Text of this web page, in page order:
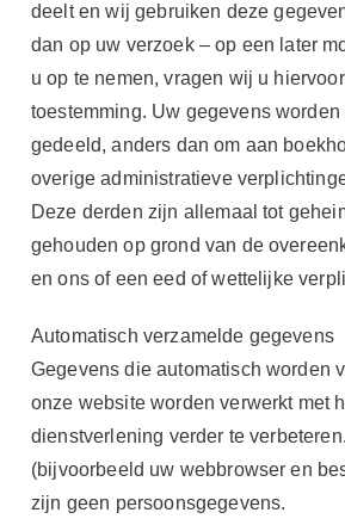
deelt en wij gebruiken deze
dan op uw verzoek – op een later
u op te nemen, vragen wij u
toestemming. Uw gegevens worden
gedeeld, anders dan om aan
overige administratieve
Deze derden zijn allemaal tot
gehouden op grond van de
en ons of een eed of wettelijke
Automatisch verzamelde gegevens
Gegevens die automatisch worden
onze website worden verwerkt met
dienstverlening verder te
(bijvoorbeeld uw webbrowser en
zijn geen persoonsgegevens.